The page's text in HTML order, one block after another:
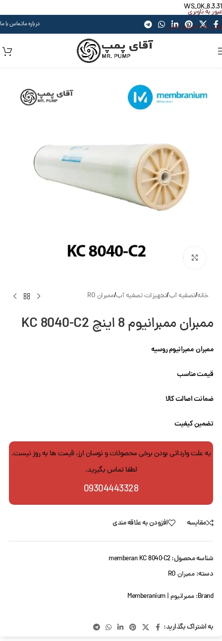
WS_OK_8.3.31
عبور به ناوبری
رفتن به محتوای اصلی
درباره ماتماس با ما
بزرگنمایی تصویر
خانه/تصفیه آب/تجهیزات تصفیه آب/ممبران RO
ممبران ممبرانیوم 8 اینچ KC 8040-C2
ممبران ممبرانیوم روسیه
قیمت مناسب
ضمانت اصالت کالا
تضمین کیفیت
به علت وارداتی بودن برخی محصولات و نوسان ارز، قیمت ها به روز نیست.
لطفا تماس بگیرید.
09304443328
مقایسه افزودن به علاقه مندی
شناسه محصول:memberan KC 8040-C2
دسته: ممبران RO
Brand: ممبرانیوم | Memberanium
به اشتراک بگذارید: